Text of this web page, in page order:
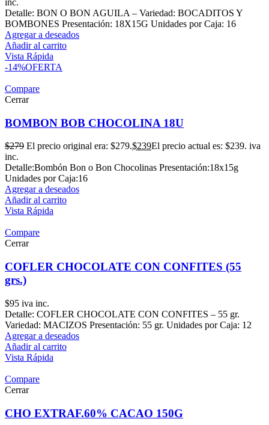
inc.
Detalle: BON O BON AGUILA – Variedad: BOCADITOS Y
BOMBONES Presentación: 18X15G Unidades por Caja: 16
Agregar a deseados
Añadir al carrito
Vista Rápida
-14%OFERTA
Compare
Cerrar
BOMBON BOB CHOCOLINA 18U
$279 El precio original era: $279.$239El precio actual es: $239. iva
inc.
Detalle:Bombón Bon o Bon Chocolinas Presentación:18x15g
Unidades por Caja:16
Agregar a deseados
Añadir al carrito
Vista Rápida
Compare
Cerrar
COFLER CHOCOLATE CON CONFITES (55
grs.)
$95 iva inc.
Detalle: COFLER CHOCOLATE CON CONFITES – 55 gr.
Variedad: MACIZOS Presentación: 55 gr. Unidades por Caja: 12
Agregar a deseados
Añadir al carrito
Vista Rápida
Compare
Cerrar
CHO EXTRAF.60% CACAO 150G